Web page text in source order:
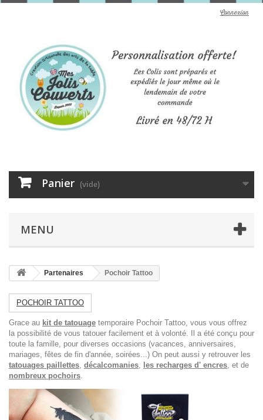
Connexion
Panier (vide)
MENU
Partenaires Pochoir Tattoo
POCHOIR TATTOO
Grace au kit de tatouage temporaire Pochoir Tattoo, vous vous offrez
la possibilité de vous tatouer facilement et à volonté. Il a été conçu pour
toute la famille, pour diverses occasions (vacances, anniversaires,
mariages, fêtes de fin d'année, soirées...) On peut aussi y retrouver les
tatouages paillettes, décalcomanies, les recharges d' encres, et de
nombreux pochoirs.